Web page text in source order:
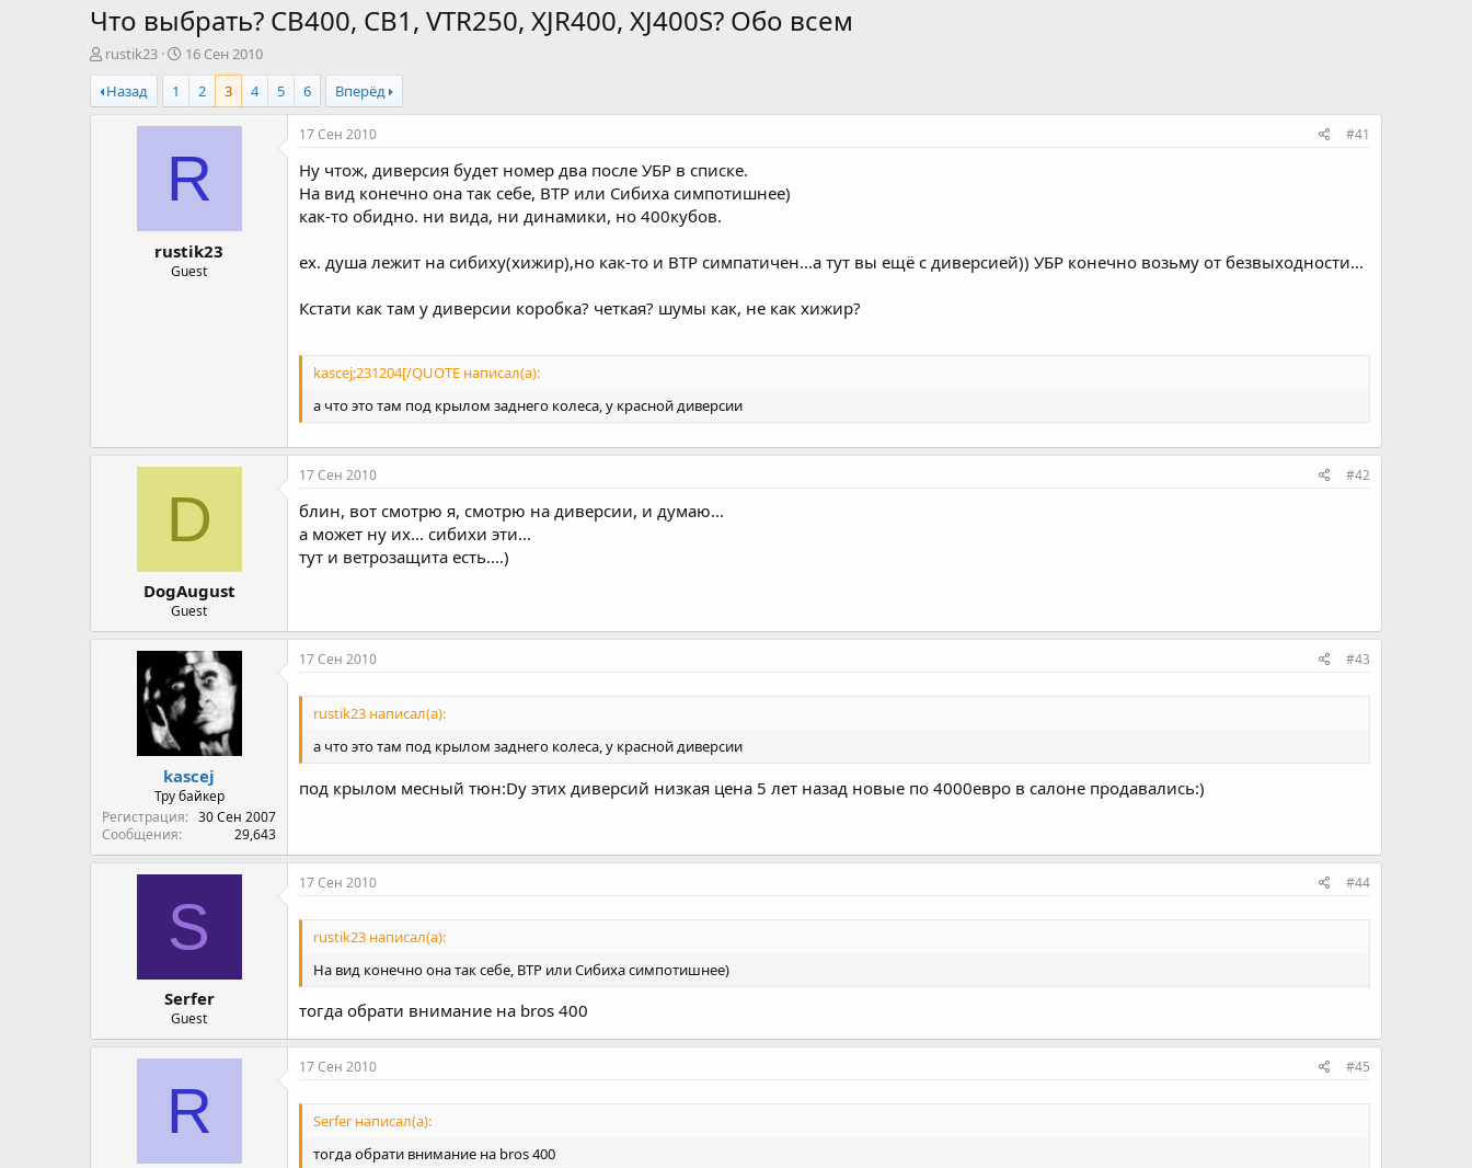
Что выбрать? CB400, CB1, VTR250, XJR400, XJ400S? Обо всем
А
в
т
о
rustik23
Д
а
а
н
а
16 Сен 2010
Назад
1 2 3 4 5 6 Вперёд
R
rustik23
Guest
17 Сен 2010 #41
Ну чтож, диверсия будет номер два после УБР в списке.
На вид конечно она так себе, ВТР или Сибиха симпотишнее)
как-то обидно. ни вида, ни динамики, но 400кубов.
ех. душа лежит на сибиху(хижир),но как-то и ВТР симпатичен...а тут вы ещё с диверсией)) УБР конечно возьму от безвыходности...
Кстати как там у диверсии коробка? четкая? шумы как, не как хижир?
kascej;231204[/QUOTE написал(а):
а что это там под крылом заднего колеса, у красной диверсии
D
DogAugust
Guest
17 Сен 2010 #42
блин, вот смотрю я, смотрю на диверсии, и думаю...
а может ну их... сибихи эти...
тут и ветрозащита есть....)
kascej
Тру байкер
Регистрация
30 Сен 2007
Сообщения
29,643
17 Сен 2010 #43
rustik23 написал(а):
а что это там под крылом заднего колеса, у красной диверсии
под крылом месный тюн:Dу этих диверсий низкая цена 5 лет назад новые по 4000евро в салоне продавались:)
S
Serfer
Guest
17 Сен 2010 #44
rustik23 написал(а):
На вид конечно она так себе, ВТР или Сибиха симпотишнее)
тогда обрати внимание на bros 400
R
17 Сен 2010 #45
Serfer написал(а):
тогда обрати внимание на bros 400